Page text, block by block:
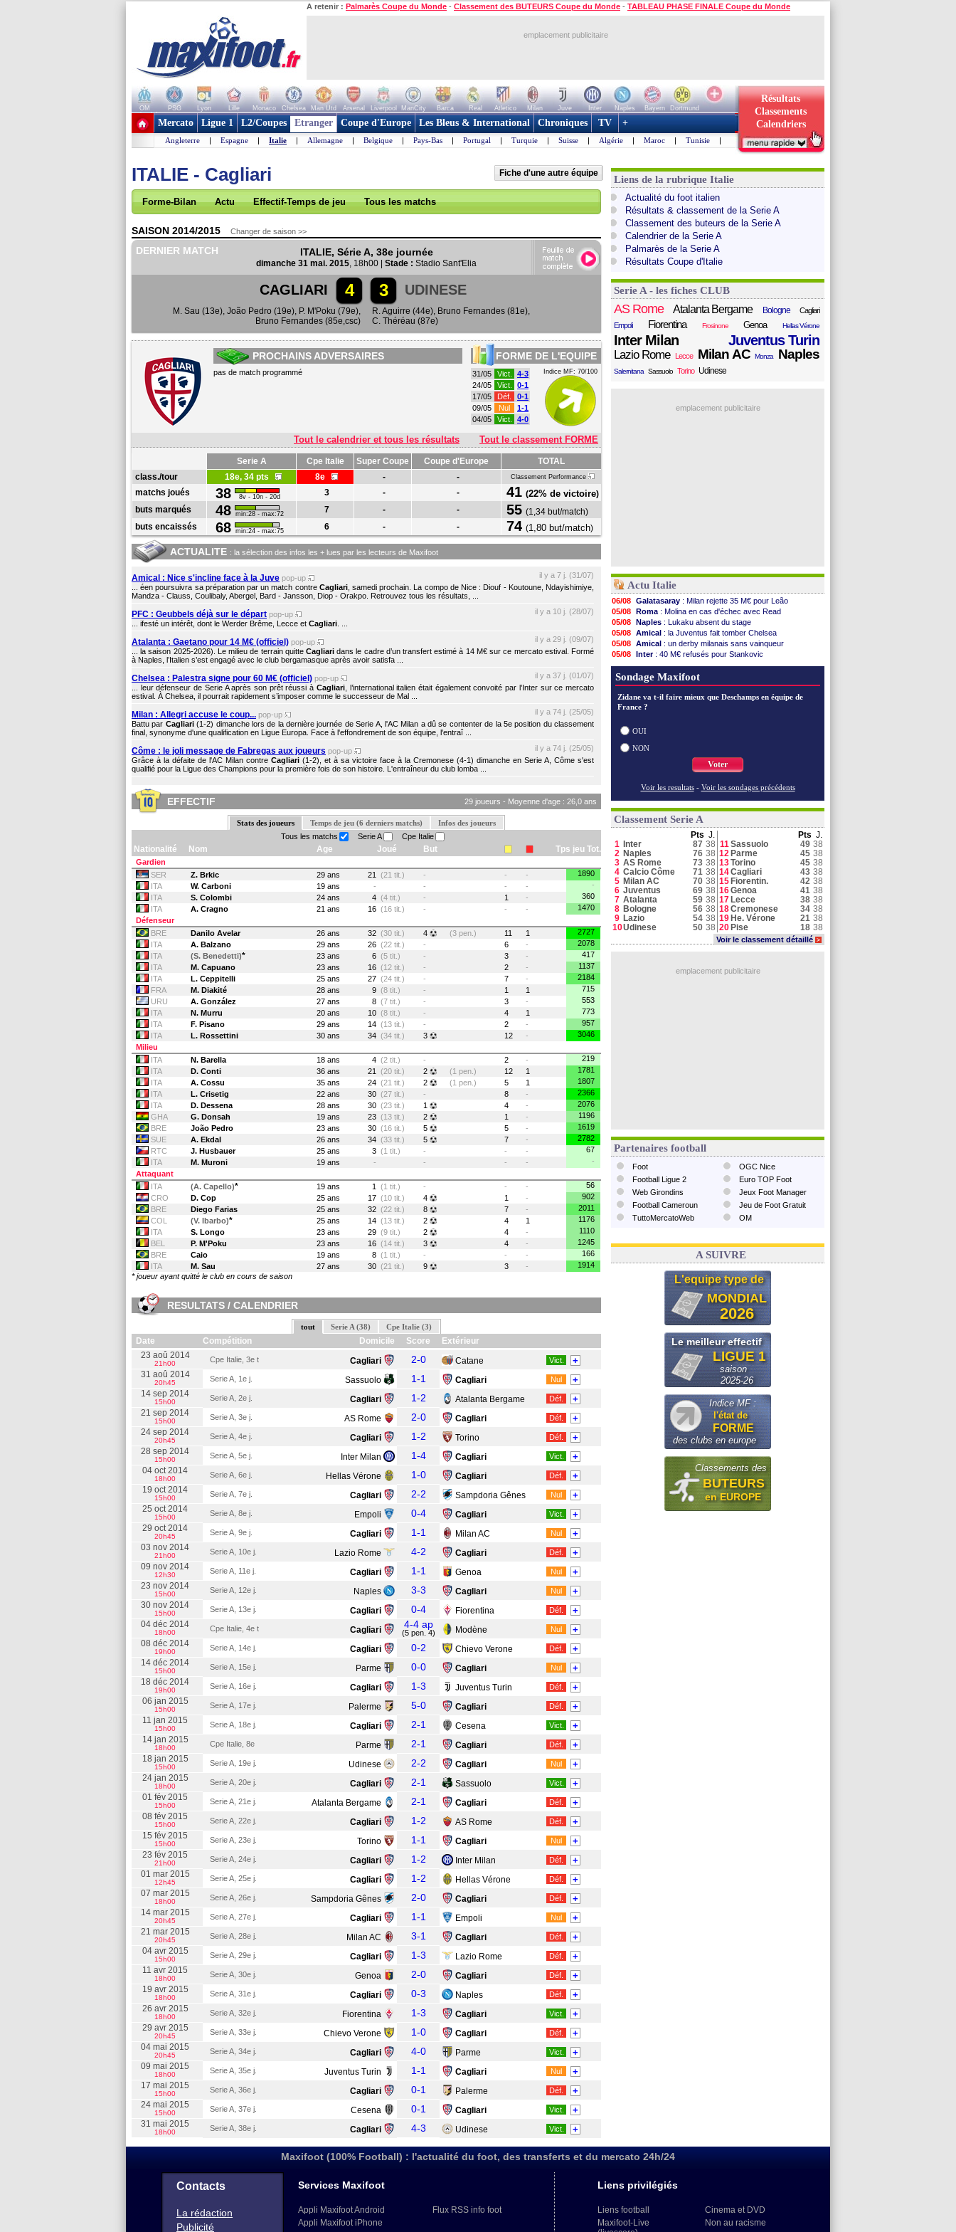
A retenir : Palmarès Coupe du Monde - Classement des BUTEURS Coupe du Monde - TABLEAU PHASE FINALE Coupe du Monde
emplacement publicitaire
OM PSG Lyon Lille Monaco Chelsea Man Utd Arsenal Liverpool ManCity Barca Real Atletico Milan Juve Inter Naples Bayern
Dortmund
+ de clubs
Résultats
Classements
Calendriers
Mercato Ligue 1 L2/Coupes Etranger Coupe d'Europe Les Bleus & International Chroniques TV +
Angleterre | Espagne | Italie | Allemagne | Belgique | Pays-Bas | Portugal | Turquie | Suisse | Algérie | Maroc | Tunisie |
ITALIE - Cagliari Fiche d'une autre équipe
Forme-Bilan Actu Effectif-Temps de jeu Tous les matchs
SAISON 2014/2015 Changer de saison >>
DERNIER MATCH ITALIE, Série A, 38e journée
dimanche 31 mai. 2015, 18h00 | Stade : Stadio Sant'Elia
CAGLIARI 4 3 UDINESE
M. Sau (13e), João Pedro (19e), P. M'Poku (79e),
Bruno Fernandes (85e,csc)
R. Aguirre (44e), Bruno Fernandes (81e),
C. Théréau (87e)
PROCHAINS ADVERSAIRES
pas de match programmé
FORME DE L'EQUIPE
31/05 Vict.
4-3
24/05
Vict.
0-1
17/05
Déf.
0-1
09/05
Nul
1-1
04/05
Vict. 4-0
Indice MF: 70/100
Tout le calendrier et tous les résultats Tout le classement FORME
Serie A Cpe Italie Super Coupe Coupe d'Europe
TOTAL
class./tour
18e, 34 pts 8e - - Classement Performance
matchs joués 38 8v - 10n - 20d 3 - - 41 (22% de victoire)
buts marqués
48 min:28 - max:72 7 - - 55 (1,34 but/match)
buts encaissés
68 min:24 - max:75 6 - - 74 (1,80 but/match)
ACTUALITE : la sélection des infos les + lues par les lecteurs de Maxifoot
Amical : Nice s'incline face à la Juve pop-up
il y a 7 j. (31/07)
... éen poursuivra sa préparation par un match contre Cagliari, samedi prochain. La compo de Nice : Diouf - Koutoune, Ndayishimiye,
Mandza - Clauss, Coulibaly, Abergel, Bard - Jansson, Diop - Orakpo. Retrouvez tous les résultats, ...
PFC : Geubbels déjà sur le départ pop-up
il y a 10 j. (28/07)
... ifesté un intérêt, dont le Werder Brême, Lecce et Cagliari
Atalanta : Gaetano pour 14 M€ (officiel) pop-up
il y a 29 j. (09/07)
... la saison 2025-2026). Le milieu de terrain quitte Cagliaridans le cadre d’un transfert estimé à 14 M€ sur ce mercato estival. Formé
à Naples, l’Italien s’est engagé avec le club bergamasque après avoir satisfa ...
Chelsea : Palestra signe pour 60 M€ (officiel) pop-up
il y a 37 j. (01/07)
... leur défenseur de Serie A après son prêt réussi à Cagliari, l’international italien était également convoité par l’Inter sur ce mercato
estival. À Chelsea, il pourrait rapidement s’imposer comme le successeur de Mal ...
Milan : Allegri accuse le coup... pop-up
il y a 74 j. (25/05)
Battu par Cagliari(1-2) dimanche lors de la dernière journée de Serie A, l'AC Milan a dû se contenter de la 5e position du classement
final, synonyme d'une qualification en Ligue Europa. Face à l'effondrement de son équipe, l'entraî ...
Côme : le joli message de Fabregas aux joueurs pop-up
il y a 74 j. (25/05)
Grâce à la défaite de l'AC Milan contre Cagliari (1-2), et à sa victoire face à la Cremonese (4-1) dimanche en Serie A, Côme s'est
qualifié pour la Ligue des Champions pour la première fois de son histoire. L'entraîneur du club lomba ...
EFFECTIF 29 joueurs - Moyenne d'age : 26,0 ans
Stats des joueurs Temps de jeu (6 derniers matchs)
Infos des joueurs
Tous les matchs
Serie A Cpe Italie
Nationalité Nom Age Joué But Tps jeu Tot.
Gardien
SER
Z. Brkic 29 ans 21 (21 tit.) - - -
1890
ITA
W. Carboni 19 ans - - - -
-
ITA
S. Colombi 24 ans 4 (4 tit.) - 1 -
360
ITA
A. Cragno 21 ans 16 (16 tit.) - - -
1470
Défenseur
BRE
Danilo Avelar 26 ans 32 (30 tit.) 4 (3 pen.) 11 1
2727
ITA
A. Balzano 29 ans 26 (22 tit.) - 6 -
2078
ITA
(S. Benedetti)* 23 ans 6 (5 tit.) - 3 -
417
ITA
M. Capuano 23 ans 16 (12 tit.) - 2 -
1137
ITA
L. Ceppitelli 25 ans 27 (24 tit.) - 7 -
2184
FRA
M. Diakité 28 ans 9 (8 tit.) - 1 1
715
URU
A. González 27 ans 8 (7 tit.) - 3 -
553
ITA
N. Murru 20 ans 10 (8 tit.) - 4 1
773
ITA
F. Pisano 29 ans 14 (13 tit.) - 2 -
957
ITA
L. Rossettini 30 ans 34 (34 tit.) 3 12 -
3046
Milieu
ITA
N. Barella 18 ans 4 (2 tit.) - 2 -
219
ITA
D. Conti 36 ans 21 (20 tit.) 2 (1 pen.) 12 1
1781
ITA
A. Cossu 35 ans 24 (21 tit.) 2 (1 pen.) 5 1
1807
ITA
L. Crisetig 22 ans 30 (27 tit.) - 8 -
2366
ITA
D. Dessena 28 ans 30 (23 tit.) 1 4 -
2076
GHA
G. Donsah 19 ans 23 (13 tit.) 2 1 -
1196
BRE
João Pedro 23 ans 30 (16 tit.) 5 5 -
1619
SUE
A. Ekdal 26 ans 34 (33 tit.) 5 7 -
2782
RTC
J. Husbauer 25 ans 3 (1 tit.) - - -
67
ITA
M. Muroni 19 ans - - - -
-
Attaquant
ITA
(A. Capello)* 19 ans 1 (1 tit.) - - -
56
CRO
D. Cop 25 ans 17 (10 tit.) 4 1 -
902
BRE
Diego Farias 25 ans 32 (22 tit.) 8 7 -
2011
COL
(V. Ibarbo)* 25 ans 14 (13 tit.) 2 4 1
1176
ITA
S. Longo 23 ans 29 (9 tit.) 2 4 -
1110
BEL
P. M'Poku 23 ans 16 (14 tit.) 3 4 -
1245
BRE
Caio 19 ans 8 (1 tit.) - - -
166
ITA
M. Sau 27 ans 30 (21 tit.) 9 3 -
1914
* joueur ayant quitté le club en cours de saison
RESULTATS / CALENDRIER
tout Serie A (38) Cpe Italie (3)
Date Compétition Domicile Score
Extérieur
23 aoû 2014
21h00 Cpe Italie, 3e t Cagliari 2-0 Catane Vict. +
31 aoû 2014
20h45 Serie A, 1e j. Sassuolo 1-1 Cagliari Nul +
14 sep 2014
15h00 Serie A, 2e j. Cagliari 1-2 Atalanta Bergame Déf. +
21 sep 2014
15h00 Serie A, 3e j. AS Rome 2-0 Cagliari Déf. +
24 sep 2014
20h45 Serie A, 4e j. Cagliari 1-2 Torino Déf. +
28 sep 2014
15h00 Serie A, 5e j. Inter Milan 1-4 Cagliari Vict. +
04 oct 2014
18h00 Serie A, 6e j. Hellas Vérone 1-0 Cagliari Déf. +
19 oct 2014
15h00 Serie A, 7e j. Cagliari 2-2 Sampdoria Gênes Nul +
25 oct 2014
15h00 Serie A, 8e j. Empoli 0-4 Cagliari Vict. +
29 oct 2014
20h45 Serie A, 9e j. Cagliari 1-1 Milan AC Nul +
03 nov 2014
21h00 Serie A, 10e j. Lazio Rome 4-2 Cagliari Déf. +
09 nov 2014
12h30 Serie A, 11e j. Cagliari 1-1 Genoa Nul +
23 nov 2014
15h00 Serie A, 12e j. Naples 3-3 Cagliari Nul +
30 nov 2014
15h00 Serie A, 13e j. Cagliari 0-4 Fiorentina Déf. +
04 déc 2014
18h00 Cpe Italie, 4e t Cagliari 4-4 ap
(5 pen. 4) Modène Nul +
08 déc 2014
19h00 Serie A, 14e j. Cagliari 0-2 Chievo Verone Déf. +
14 déc 2014
15h00 Serie A, 15e j. Parme 0-0 Cagliari Nul +
18 déc 2014
19h00 Serie A, 16e j. Cagliari 1-3 Juventus Turin Déf. +
06 jan 2015
15h00 Serie A, 17e j. Palerme 5-0 Cagliari Déf. +
11 jan 2015
15h00 Serie A, 18e j. Cagliari 2-1 Cesena Vict. +
14 jan 2015
18h00 Cpe Italie, 8e Parme 2-1 Cagliari Déf. +
18 jan 2015
15h00 Serie A, 19e j. Udinese 2-2 Cagliari Nul +
24 jan 2015
18h00 Serie A, 20e j. Cagliari 2-1 Sassuolo Vict. +
01 fév 2015
15h00 Serie A, 21e j. Atalanta Bergame 2-1 Cagliari Déf. +
08 fév 2015
15h00 Serie A, 22e j. Cagliari 1-2 AS Rome Déf. +
15 fév 2015
15h00 Serie A, 23e j. Torino 1-1 Cagliari Nul +
23 fév 2015
21h00 Serie A, 24e j. Cagliari 1-2 Inter Milan Déf. +
01 mar 2015
12h45 Serie A, 25e j. Cagliari 1-2 Hellas Vérone Déf. +
07 mar 2015
18h00 Serie A, 26e j. Sampdoria Gênes 2-0 Cagliari Déf. +
14 mar 2015
20h45 Serie A, 27e j. Cagliari 1-1 Empoli Nul +
21 mar 2015
20h45 Serie A, 28e j. Milan AC 3-1 Cagliari Déf. +
04 avr 2015
15h00 Serie A, 29e j. Cagliari 1-3 Lazio Rome Déf. +
11 avr 2015
18h00 Serie A, 30e j. Genoa 2-0 Cagliari Déf. +
19 avr 2015
18h00 Serie A, 31e j. Cagliari 0-3 Naples Déf. +
26 avr 2015
18h00 Serie A, 32e j. Fiorentina 1-3 Cagliari Vict. +
29 avr 2015
20h45 Serie A, 33e j. Chievo Verone 1-0 Cagliari Déf. +
04 mai 2015
20h45 Serie A, 34e j. Cagliari 4-0 Parme Vict. +
09 mai 2015
18h00 Serie A, 35e j. Juventus Turin 1-1 Cagliari Nul +
17 mai 2015
15h00 Serie A, 36e j. Cagliari 0-1 Palerme Déf. +
24 mai 2015
15h00 Serie A, 37e j. Cesena 0-1 Cagliari Vict. +
31 mai 2015
18h00 Serie A, 38e j. Cagliari 4-3 Udinese Vict. +
Liens de la rubrique Italie
Actualité du foot italien
Résultats & classement de la Serie A
Classement des buteurs de la Serie A
Calendrier de la Serie A
Palmarès de la Serie A
Résultats Coupe d'Italie
Serie A - les fiches CLUB
AS Rome Atalanta Bergame Bologne
Cagliari
Empoli
Fiorentina Frosinone Genoa Hellas Vérone
Inter Milan Juventus Turin
Lazio Rome Lecce Milan AC Monza Naples
Salernitana Sassuolo Torino Udinese
emplacement publicitaire
Actu Italie
06/08 Galatasaray : Milan rejette 35 M€ pour Leão
05/08 Roma : Molina en cas d'échec avec Read
05/08 Naples : Lukaku absent du stage
05/08 Amical : la Juventus fait tomber Chelsea
05/08 Amical : un derby milanais sans vainqueur
05/08 Inter: 40 M€ refusés pour Stankovic
04/08 Juve: Buffon vote Vicario
04/08 Schalke: Lindstrøm reste à Naples
03/08 Naples: De Bruyne devrait finalement rester
03/08 Al Ittihad: une offre de l'Inter pour Diaby
03/08 Côme
03/08
Parme
02/08
Parme
Voir toutes les brèves
Sondage Maxifoot
Zidane va t-il faire mieux que Deschamps en équipe de
France ?
OUI
NON
Voter
Voir les resultats - Voir les sondages précédents
Classement Serie A
Pts J. Pts J.
1 Inter 87 38 11Sassuolo 49 38
2 Naples 76 38 12 Parme 45 38
3 AS Rome 73 38 13Torino 45 38
4 Calcio Côme 71 38 14Cagliari 43 38
5 Milan AC 70 38 15 Fiorentin. 42 38
6 Juventus 69 38 16Genoa 41 38
7 Atalanta 59 38 17 Lecce 38 38
8 Bologne 56 38 18Cremonese 34 38
9 Lazio 54 38 19 He. Vérone 21 38
10Udinese 50 38 20 Pise 18 38
Voir le classement détaillé >
emplacement publicitaire
Partenaires football
Foot
Football Ligue 2
Web Girondins
Football Cameroun
TuttoMercatoWeb
OGC Nice
Euro TOP Foot
Jeux Foot Manager
Jeu de Foot Gratuit
OM
A SUIVRE
L'equipe type de
MONDIAL
2026
Le meilleur effectif
LIGUE 1
saison
2025-26
Indice MF :
l'état de
FORME
des clubs en europe
Classements des
BUTEURS
en EUROPE
Maxifoot (100% Football) : l'actualité du foot, des transferts et du mercato 24h/24
Contacts
La rédaction
Publicité
Services Maxifoot
Appli Maxifoot Android
Appli Maxifoot iPhone
Flux RSS info foot
Liens privilégiés
Liens football
Maxifoot-Live
Cinema et DVD
Non au racisme